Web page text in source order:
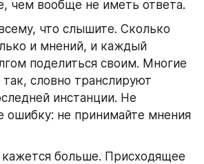
чем вообще не иметь ответа.
что слышите. Сколько
и мнений, и каждый
поделиться своим. Многие
словно транслируют
инстанции. Не
ошибку: не принимайте мнения
кажется больше. Присходящее